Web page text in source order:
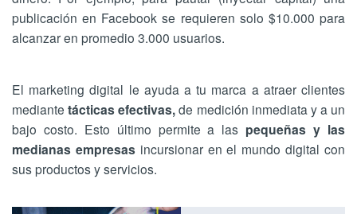
publicación en Facebook se requieren solo $10.000 para
alcanzar en promedio 3.000 usuarios.
El marketing digital le ayuda a tu marca a atraer clientes
mediantetácticas efectivas,de medición inmediata y a un
bajo costo. Esto último permite a las pequeñas y las
medianas empresasincursionar en el mundo digital con
sus productos y servicios.